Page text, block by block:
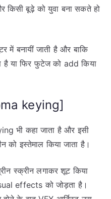
किसी बूढ़े को युवा बना सकते हो
में बनायीं जाती है और बाकि
है या फिर फुटेज को add किया
keying]
भी कहा जाता है और इसी
को इस्तेमाल किया जाता है।
स्क्रीन लगाकर शूट किया
effects को जोड़ता है।